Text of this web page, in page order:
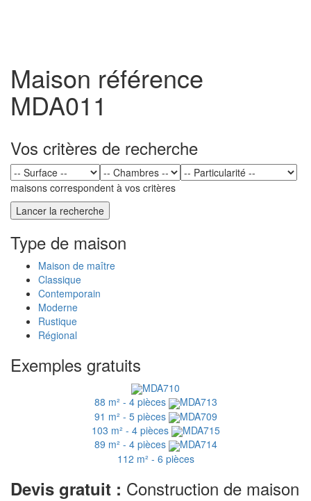
Maison référence
MDA011
Vos critères de recherche
maisons correspondent à vos critères
Type de maison
Maison de maître
Classique
Contemporain
Moderne
Rustique
Régional
Exemples gratuits
MDA710
88 m² - 4 pièces
MDA713
91 m² - 5 pièces
MDA709
103 m² - 4 pièces
MDA715
89 m² - 4 pièces
MDA714
112 m² - 6 pièces
Devis gratuit : Construction de maison